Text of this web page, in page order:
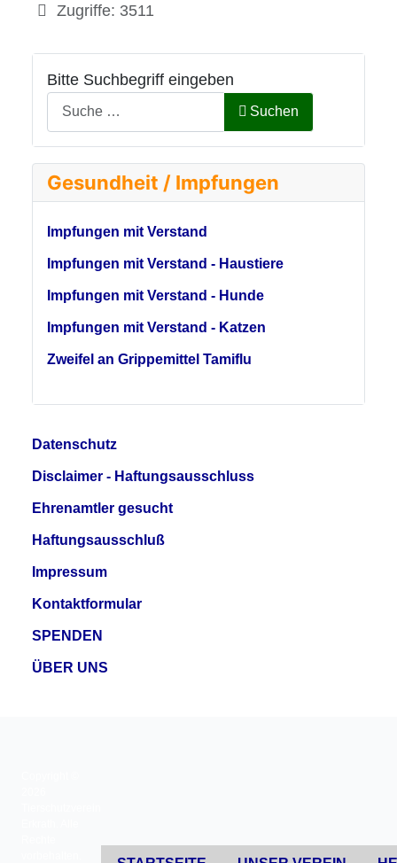
Bitte Suchbegriff eingeben
Suchen
Gesundheit / Impfungen
Impfungen mit Verstand
Impfungen mit Verstand - Haustiere
Impfungen mit Verstand - Hunde
Impfungen mit Verstand - Katzen
Zweifel an Grippemittel Tamiflu
Details
Zugriffe: 3511
Datenschutz
Disclaimer - Haftungsausschluss
Ehrenamtler gesucht
Haftungsausschluß
Impressum
Kontaktformular
SPENDEN
ÜBER UNS